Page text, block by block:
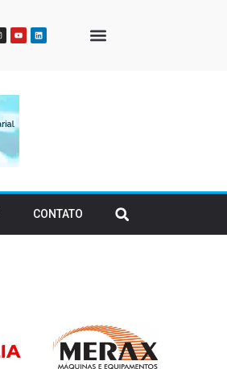
CONTATO